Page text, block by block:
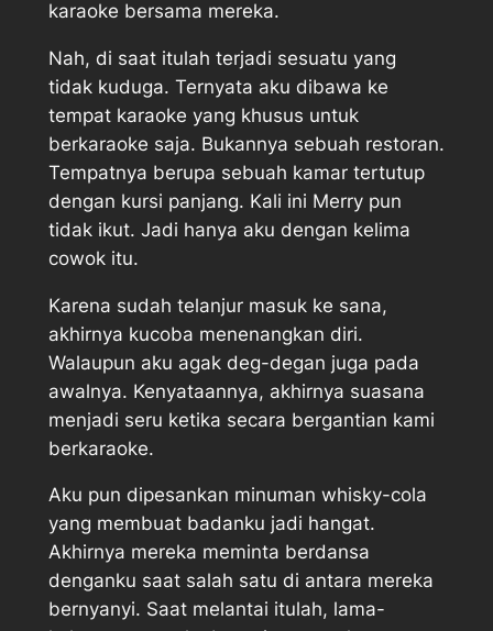
karaoke bersama mereka.
Nah, di saat itulah terjadi sesuatu yang
tidak kuduga. Ternyata aku dibawa ke
tempat karaoke yang khusus untuk
berkaraoke saja. Bukannya sebuah restoran.
Tempatnya berupa sebuah kamar tertutup
dengan kursi panjang. Kali ini Merry pun
tidak ikut. Jadi hanya aku dengan kelima
cowok itu.
Karena sudah telanjur masuk ke sana,
akhirnya kucoba menenangkan diri.
Walaupun aku agak deg-degan juga pada
awalnya. Kenyataannya, akhirnya suasana
menjadi seru ketika secara bergantian kami
berkaraoke.
Aku pun dipesankan minuman whisky-cola
yang membuat badanku jadi hangat.
Akhirnya mereka meminta berdansa
denganku saat salah satu di antara mereka
bernyanyi. Saat melantai itulah, lama-